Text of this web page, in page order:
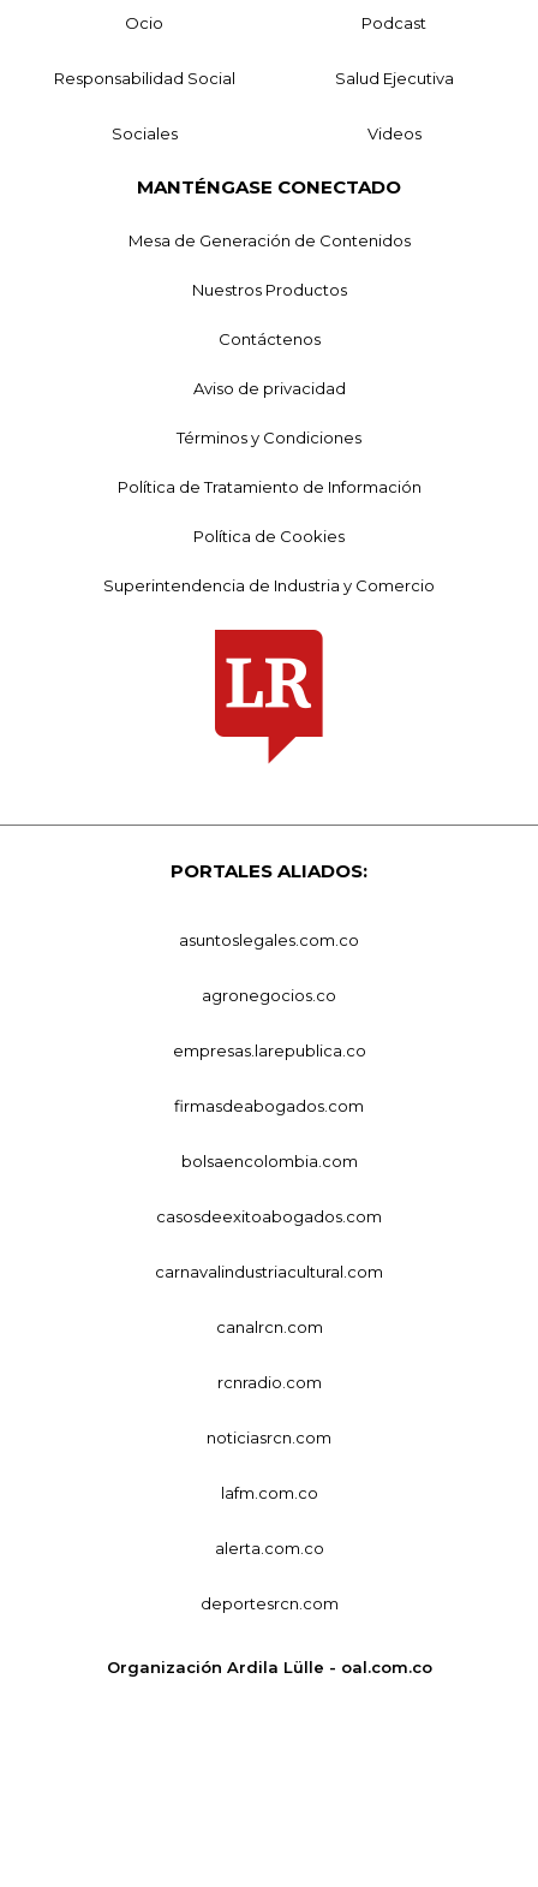
Ocio Podcast
Responsabilidad Social Salud Ejecutiva
Sociales Videos
MANTÉNGASE CONECTADO
Mesa de Generación de Contenidos
Nuestros Productos
Contáctenos
Aviso de privacidad
Términos y Condiciones
Política de Tratamiento de Información
Política de Cookies
Superintendencia de Industria y Comercio
PORTALES ALIADOS:
asuntoslegales.com.co
agronegocios.co
empresas.larepublica.co
firmasdeabogados.com
bolsaencolombia.com
casosdeexitoabogados.com
carnavalindustriacultural.com
canalrcn.com
rcnradio.com
noticiasrcn.com
lafm.com.co
alerta.com.co
deportesrcn.com
Organización Ardila Lülle - oal.com.co